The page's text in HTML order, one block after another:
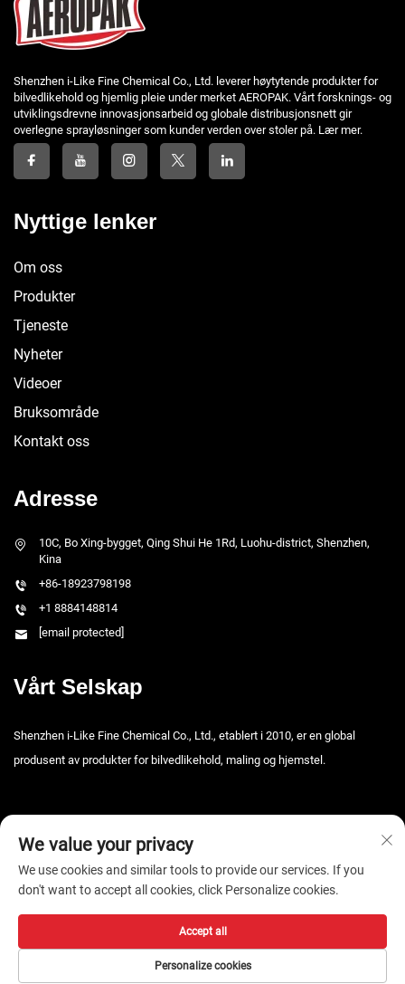
Shenzhen i-Like Fine Chemical Co., Ltd. leverer høytytende produkter for
bilvedlikehold og hjemlig pleie under merket AEROPAK. Vårt forsknings- og
utviklingsdrevne innovasjonsarbeid og globale distribusjonsnett gir
overlegne sprayløsninger som kunder verden over stoler på. Lær mer.
Nyttige lenker
Om oss
Produkter
Tjeneste
Nyheter
Videoer
Bruksområde
Kontakt oss
Adresse
10C, Bo Xing-bygget, Qing Shui He 1Rd, Luohu-district, Shenzhen,
Kina
+86-18923798198
+1 8884148814
[email protected]
Vårt Selskap
Shenzhen i-Like Fine Chemical Co., Ltd., etablert i 2010, er en global
produsent av produkter for bilvedlikehold, maling og hjemstel.
Copyright © 2026 Shenzhen i-Like Fine Chemical Co., Ltd. Alle rettigheter
We value your privacy
We use cookies and similar tools to provide our services. If you
don't want to accept all cookies, click Personalize cookies.
Personalize cookies
Accept all